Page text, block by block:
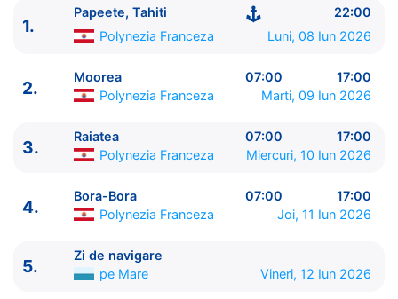
Sosire pe 21 Iun 2026in Lautoka, Fiji
Norwegian Spirit
1.
Papeete, Tahiti
22:00
Polynezia Franceza
Luni, 08 Iun 2026
2.
Moorea 07:00
17:00
Polynezia Franceza
Marti, 09 Iun 2026
3.
Raiatea 07:00
17:00
Polynezia Franceza
Miercuri, 10 Iun 2026
4.
Bora-Bora 07:00
17:00
Polynezia Franceza
Joi, 11 Iun 2026
5.
Zi de navigare
pe Mare
Vineri, 12 Iun 2026